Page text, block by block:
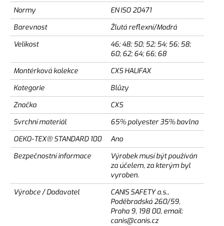
Normy
EN ISO 20471
Barevnost
Žlutá reflexní/Modrá
Velikost
46; 48; 50; 52; 54; 56; 58;
60; 62; 64; 66; 68
Montérková kolekce
CXS HALIFAX
Kategorie
Blůzy
Značka
CXS
Svrchní materiál
65% polyester 35% bavlna
OEKO-TEX® STANDARD 100
Ano
Bezpečnostní informace
Výrobek musí být používán
za účelem, za kterým byl
vyroben.
Výrobce / Dodavatel
CANIS SAFETY a.s.,
Poděbradská 260/59,
Praha 9, 198 00, email:
canis@canis.cz